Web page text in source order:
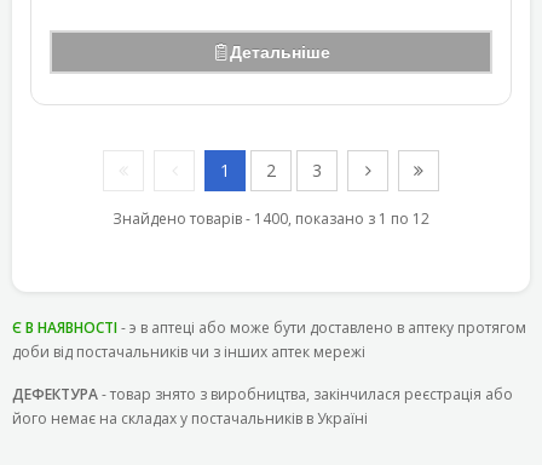
Детальніше
1 2 3
Знайдено товарів - 1400, показано з 1 по 12
Є В НАЯВНОСТІ- э в аптеці або може бути доставлено в аптеку протягом
доби від постачальників чи з інших аптек мережі
ДЕФЕКТУРА- товар знято з виробництва, закінчилася реєстрація або
його немає на складах у постачальників в Україні